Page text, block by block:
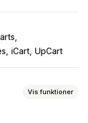
iCart UpCart
Vis funktioner